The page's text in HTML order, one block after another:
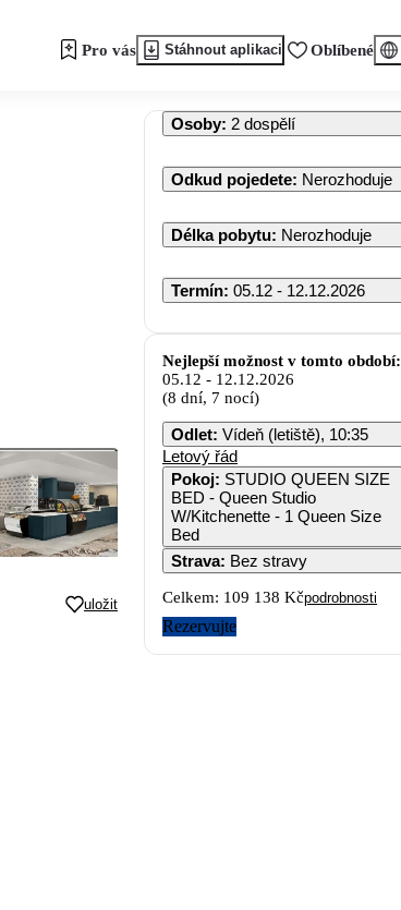
Pro vás Stáhnout aplikaci Oblíbené
uložit
Osoby: 2 dospělí
Odkud pojedete: Nerozhoduje
Délka pobytu: Nerozhoduje
Termín: 05.12 - 12.12.2026
Nejlepší možnost v tomto období:
05.12 - 12.12.2026
(8 dní, 7 nocí)
Odlet: Vídeň (letiště), 10:35
Letový řád
Pokoj: STUDIO QUEEN SIZE
BED - Queen Studio
W/Kitchenette - 1 Queen Size
Bed
Strava: Bez stravy
Celkem: 109 138 Kčpodrobnosti
Rezervujte